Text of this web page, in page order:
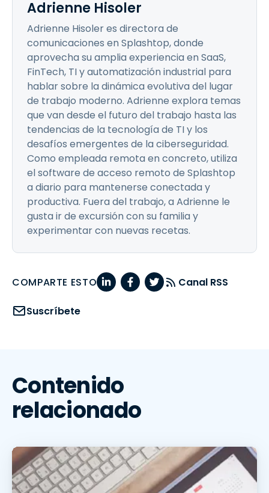
Adrienne Hisoler
Adrienne Hisoler es directora de
comunicaciones en Splashtop, donde
aprovecha su amplia experiencia en SaaS,
FinTech, TI y automatización industrial para
hablar sobre la dinámica evolutiva del lugar
de trabajo moderno. Adrienne explora temas
que van desde el futuro del trabajo hasta las
tendencias de la tecnología de TI y los
desafíos emergentes de la ciberseguridad.
Como empleada remota en concreto, utiliza
el software de acceso remoto de Splashtop
a diario para mantenerse conectada y
productiva. Fuera del trabajo, a Adrienne le
gusta ir de excursión con su familia y
experimentar con nuevas recetas.
COMPARTE ESTO Canal RSS
Suscríbete
Contenido
relacionado